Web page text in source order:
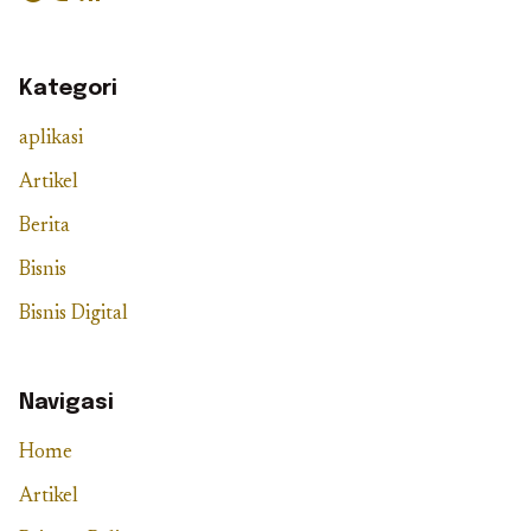
Kategori
aplikasi
Artikel
Berita
Bisnis
Bisnis Digital
Navigasi
Home
Artikel